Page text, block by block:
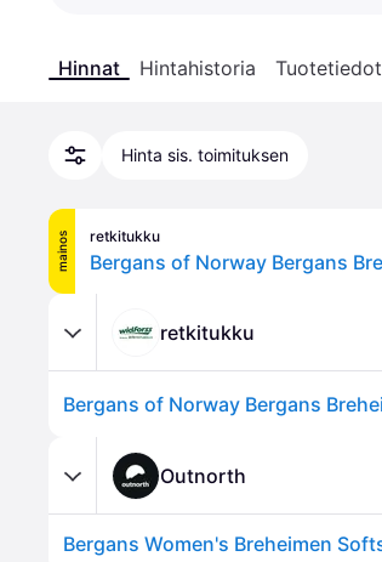
Hinnat Hintahistoria Tuotetiedot
Hinta sis. toimituksen
mainos retkitukku
retkitukku
Outnorth